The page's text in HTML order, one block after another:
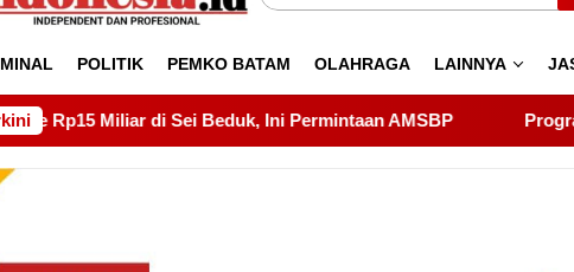
POLITIK PEMKO BATAM OLAHRAGA LAINNYA
Permintaan AMSBP Program PWO Dwipa Kepri Berbagi,